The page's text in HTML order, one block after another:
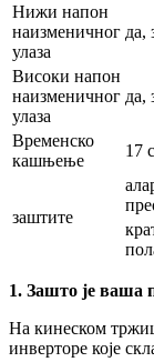
Нижи напон
наизменичног
улаза
да,
Високи напон
наизменичног
улаза
да,
Временско
кашњење
17
заштите
1. Зашто је ваша
На кинеском
инверторе које